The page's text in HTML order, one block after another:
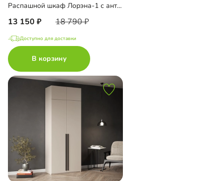
Распашной шкаф Лорэна-1 с антресолью
13 150 18 790
Доступно для доставки
В корзину